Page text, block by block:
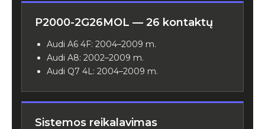
P2000-2G26MOL — 26 kontaktų
Audi A6 4F: 2004–2009 m.
Audi A8: 2002–2009 m.
Audi Q7 4L: 2004–2009 m.
Sistemos reikalavimas